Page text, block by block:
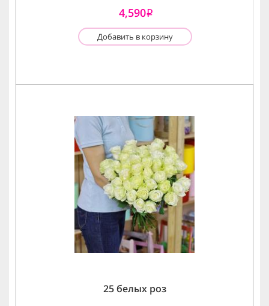
4,590i
Добавить в корзину
25 белых роз